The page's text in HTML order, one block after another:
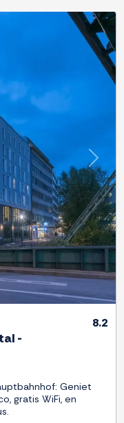
Next
8.2
-
Geniet
gratis WiFi, en